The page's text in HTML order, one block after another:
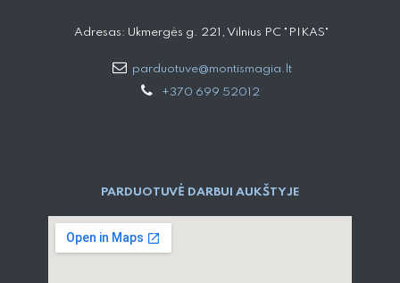
Adresas: Ukmergės g. 221, Vilnius PC "PIKAS"
parduotuve@montismagia.lt
+370 699 52012
PARDUOTUVĖ DARBUI AUKŠTYJE